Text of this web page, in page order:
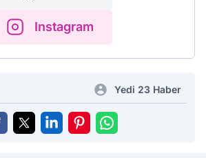
Instagram
Yedi 23 Haber